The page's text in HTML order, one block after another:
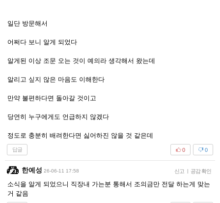
일단 방문해서
어쩌다 보니 알게 되었다
알게된 이상 조문 오는 것이 예의라 생각해서 왔는데
알리고 싶지 않은 마음도 이해한다
만약 불편하다면 돌아갈 것이고
당연히 누구에게도 언급하지 않겠다
정도로 충분히 배려한다면 싫어하진 않을 것 같은데
답글 0
0
한예성 26-06-11 17:58 신고 공감 확인
소식을 알게 되었으니 직장내 가는분 통해서 조의금만 전달 하는게 맞는
거 같음